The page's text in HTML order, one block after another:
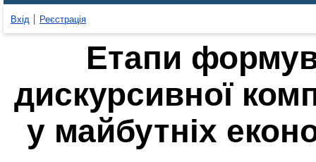
Вхід Реєстрація
Етапи
дискурсивної
у майбутніх